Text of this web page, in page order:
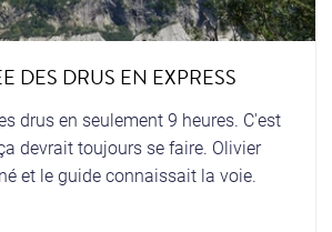
DES DRUS EN EXPRESS
drus en seulement 9 heures. C'est
devrait toujours se faire. Olivier
et le guide connaissait la voie.